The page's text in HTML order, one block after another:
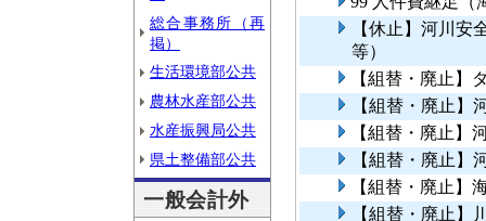
総合事務所（再
掲）
生活環境部公共
農林水産部公共
水産振興局公共
県土整備部公共
一般会計外
【休止】河川安
等）
【組替・廃止】
【組替・廃止】
【組替・廃止】
【組替・廃止】
【組替・廃止】
【組替・廃止】